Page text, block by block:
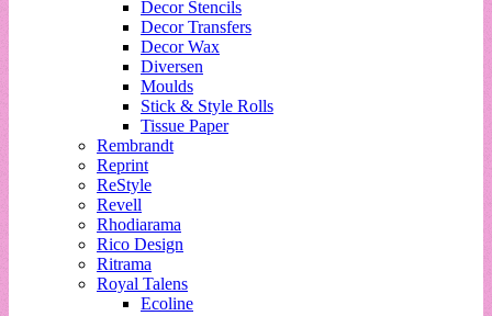
Decor Stencils
Decor Transfers
Decor Wax
Diversen
Moulds
Stick & Style Rolls
Tissue Paper
Rembrandt
Reprint
ReStyle
Revell
Rhodiarama
Rico Design
Ritrama
Royal Talens
Ecoline